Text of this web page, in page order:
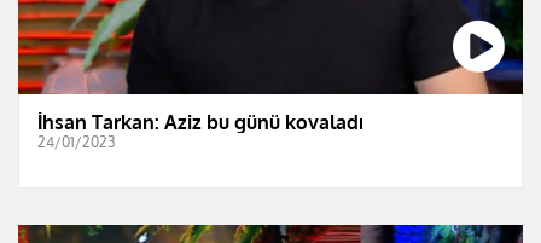
İhsan Tarkan: Aziz bu günü kovaladı
24/01/2023